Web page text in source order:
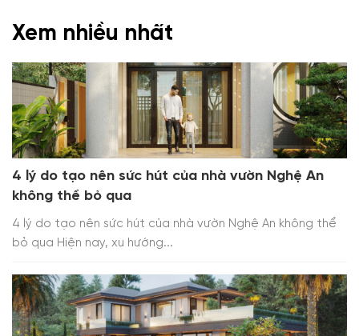
Xem nhiều nhất
4 lý do tạo nên sức hút của nhà vườn Nghệ An
không thể bỏ qua
4 lý do tạo nên sức hút của nhà vườn Nghệ An không thể
bỏ qua Hiện nay, xu hướng...